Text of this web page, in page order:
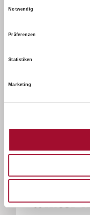
Notwendig
Präferenzen
Statistiken
Marketing